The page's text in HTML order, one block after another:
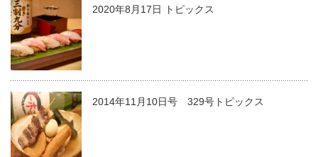
2020年8月17日 トピックス
2014年11月10日号 329号トピックス